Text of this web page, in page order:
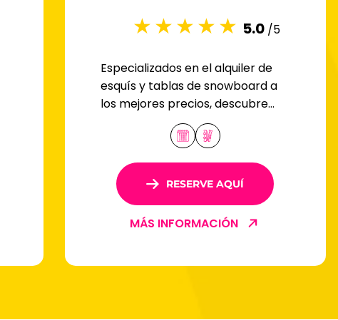
5.0 /5
Especializados en el alquiler de
esquís y tablas de snowboard a
los mejores precios, descubre
nuestra tienda de Villeneuve,
ubicada en Serre-Chevalier.
RESERVE AQUÍ
MÁS INFORMACIÓN